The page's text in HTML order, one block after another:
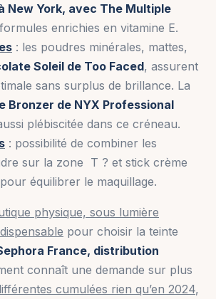
New York, avec The Multiple
enrichies en vitamine E.
: les poudres minérales, mattes,
Soleil de Too Faced, assurent
sans surplus de brillance. La
Bronzer de NYX Professional
plébiscitée dans ce créneau.
: possibilité de combiner les
sur la zone T ? et stick crème
équilibrer le maquillage.
physique, sous lumière
pour choisir la teinte
France, distribution
connaît une demande sur plus
cumulées rien qu’en 2024,